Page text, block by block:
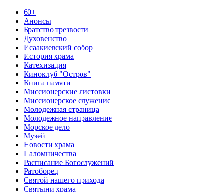
60+
Анонсы
Братство трезвости
Духовенство
Исаакиевский собор
История храма
Катехизация
Киноклуб "Остров"
Книга памяти
Миссионерские листовки
Миссионерское служение
Молодежная страница
Молодежное направление
Морское дело
Музей
Новости храма
Паломничества
Расписание Богослужений
Ратоборец
Святой нашего прихода
Святыни храма